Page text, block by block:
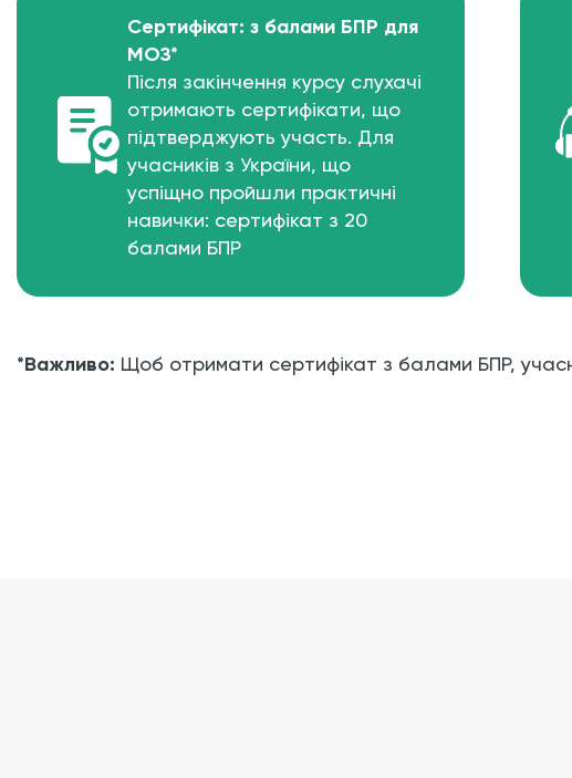
Сертифікат: з балами БПР для
МОЗ*
Після закінчення курсу слухачі
отримають сертифікати, що
підтверджують участь. Для
учасників з України, що
успіщно пройшли практичні
навички: сертифікат з 20
балами БПР
*Важливо: Щоб отримати сертифікат з балами БПР,